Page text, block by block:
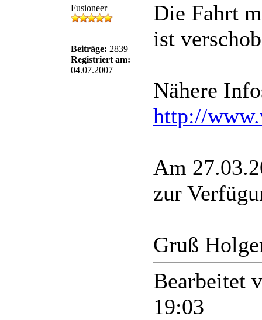
Fusioneer
Beiträge: 2839
Registriert am:
04.07.2007
Die Fahrt
ist
Nähere
http://
Am
zur
Gruß
Bearbeitet
19:03